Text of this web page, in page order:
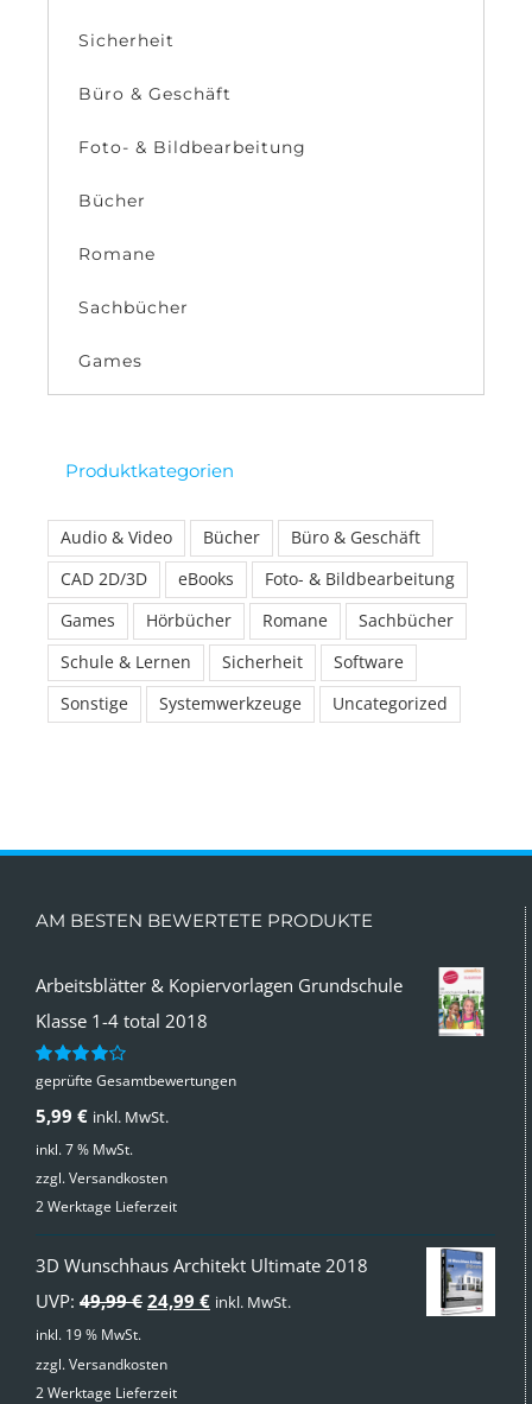
Sicherheit
Büro & Geschäft
Foto- & Bildbearbeitung
Bücher
Romane
Sachbücher
Games
Produktkategorien
Audio & Video Bücher
Büro & Geschäft
CAD 2D/3D
eBooks
Foto- & Bildbearbeitung
Games
Hörbücher Romane
Sachbücher
Schule & Lernen
Sicherheit
Software
Sonstige
Systemwerkzeuge Uncategorized
AM BESTEN BEWERTETE PRODUKTE
Arbeitsblätter & Kopiervorlagen Grundschule
Klasse 1-4 total 2018
Bewertet
von 5
geprüfte Gesamtbewertungen
5,99 € inkl. MwSt.
inkl. 7 % MwSt.
zzgl.Versandkosten
2 Werktage Lieferzeit
3D Wunschhaus Architekt Ultimate 2018
UVP: 49,99€ Ursprünglicher
war:
24,99 €Aktueller
inkl. MwSt.
inkl. 19 % MwSt.
zzgl.Versandkosten
2 Werktage Lieferzeit